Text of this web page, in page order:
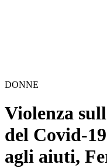
DONNE
Violenza
del Covid-
agli aiuti,